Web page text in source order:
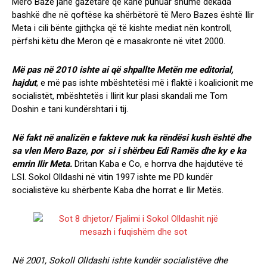
bashkë dhe në qoftëse ka shërbëtorë të Mero Bazes është Ilir
Meta i cili bënte gjithçka që të kishte mediat nën kontroll,
përfshi këtu dhe Meron që e masakronte në vitet 2000.
Më pas në 2010 ishte ai që shpallte Metën me editorial,
hajdut, e më pas ishte mbështetësi më i flaktë i koalicionit me
socialistët, mbështetës i Ilirit kur plasi skandali me Tom
Doshin e tani kundërshtari i tij.
Në fakt në analizën e fakteve nuk ka rëndësi kush është dhe
sa vlen Mero Baze, por si i shërbeu Edi Ramës dhe ky e ka
emrin Ilir Meta. Dritan Kaba e Co, e horrva dhe hajdutëve të
LSI. Sokol Olldashi në vitin 1997 ishte me PD kundër
socialistëve ku shërbente Kaba dhe horrat e Ilir Metës.
Në 2001, Sokoll Olldashi ishte kundër socialistëve dhe